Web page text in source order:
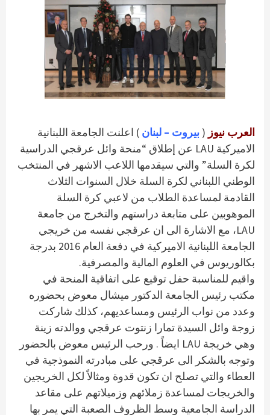
العرب نيوز ( بيروت – لبنان ) اعلنت الجامعة اللبنانية
الاميركية LAU عن إطلاق “منحة وائل عرقجي الدراسية
لكرة السلة” والتي سيقدمها اللاعب الاشهر في المنتخب
الوطني اللبناني لكرة السلة خلال السنوات الثلاث
القادمة لمساعدة الطلاب من لاعبي كرة السلة
الموهوبين على متابعة دراستهم والتخرج من جامعة
LAU، مع الاشارة الى ان عرقجي نفسه من خريجي
الجامعة اللبنانية الاميركية في دفعة العام 2016 بدرجة
بكالوريوس في العلوم المالية والمصرفية.
واقيم للمناسبة حفل توقيع على اتفاقية المنحة في
مكتب رئيس الجامعة الدكتور ميشال معوض بحضوره
وعدد من نواب الرئيس ومساعديهم، كذلك شاركت
زوجة وائل السيدة تمارا زنتوت عرقجي ووالدته زينة
وهي خريجة LAU ايضاً . ورحب الرئيس معوض بالحضور
وتوجه بالشكر الى عرقجي على مبادرته النموذجية في
العطاء والتي تصلح ان تكون قدوة ومثالاً لكل الخريجين
والخريجات لمساعدة زملائهم وزميلاتهم على مقاعد
الدراسة الجامعية وسط الظروف الصعبة التي يمر بها